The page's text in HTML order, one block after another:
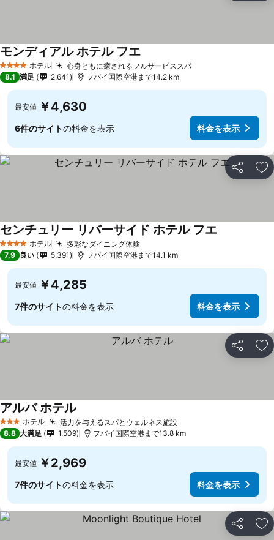
4 ホテルのランク
ホテル 心身ともに癒されるフルサービススパ料金を表示
モンディアル ホテル フエ料金を表示
8.1 満足 2,641 フバイ国際空港まで14.2 km
最安値 ￥4,630
6件のサイトの料金を表示 料金を表示
シェア お
4 ホテルのランク
ホテル 多彩なダイニング体験料金を表示
センチュリー リバーサイド ホテル フエ料金を表示
7.9 良い 5,391 フバイ国際空港まで14.1 km
最安値 ￥4,285
7件のサイトの料金を表示 料金を表示
シェア お
3 ホテルのランク
ホテル 活力を与えるスパとウェルネス施設料金を表示
アルバ ホテル
8.8 大満足 1,509 フバイ国際空港まで13.8 km
最安値 ￥2,969
7件のサイトの料金を表示 料金を表示
シェア お